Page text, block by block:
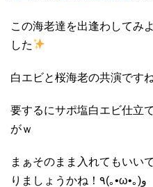
この海老達を出逢わしてみ
した
白エビと桜海老の共演で
要するにサポ塩白エビ仕立
がｗ
まぁそのまま入れてもいい
りましょうかね！٩(｡•ω•｡)و